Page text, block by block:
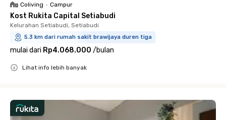
Coliving • Campur
Kost Rukita Capital Setiabudi
Kelurahan Setiabudi, Setiabudi
5.3 km dari rumah sakit brawijaya duren tiga
mulai dari Rp4.068.000 /bulan
Lihat info lebih banyak